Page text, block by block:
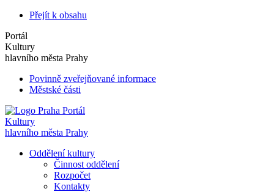
Přejít k obsahu
Portál
Kultury
hlavního města Prahy
Povinně zveřejňované informace
Městské části
Portál
Kultury
hlavního města Prahy
Oddělení kultury
Činnost oddělení
Rozpočet
Kontakty